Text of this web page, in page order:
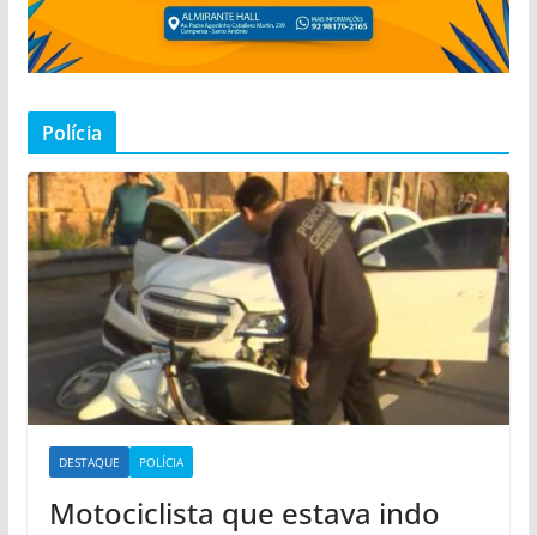
Polícia
DESTAQUE POLÍCIA
Motociclista que estava indo